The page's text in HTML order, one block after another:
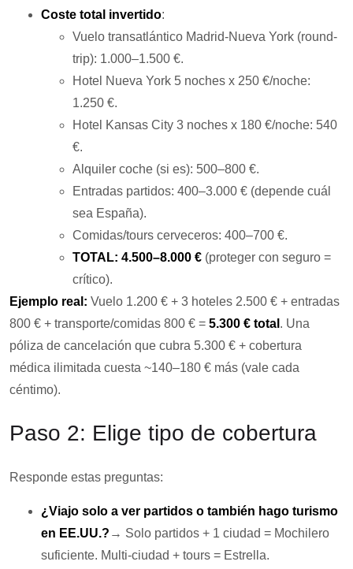
Coste total invertido:
Vuelo transatlántico Madrid-Nueva York (round-
trip): 1.000–1.500 €.
Hotel Nueva York 5 noches x 250 €/noche:
1.250 €.
Hotel Kansas City 3 noches x 180 €/noche: 540
€.
Alquiler coche (si es): 500–800 €.
Entradas partidos: 400–3.000 € (depende cuál
sea España).
Comidas/tours cerveceros: 400–700 €.
TOTAL: 4.500–8.000 € (proteger con seguro =
crítico).
Ejemplo real: Vuelo 1.200 € + 3 hoteles 2.500 € + entradas
800 € + transporte/comidas 800 € = 5.300 € total . Una
póliza de cancelación que cubra 5.300 € + cobertura
médica ilimitada cuesta ~140–180 € más (vale cada
céntimo).
Paso 2: Elige tipo de cobertura
Responde estas preguntas:
¿Viajo solo a ver partidos o también hago turismo
en EE.UU.? → Solo partidos + 1 ciudad = Mochilero
suficiente. Multi-ciudad + tours = Estrella.